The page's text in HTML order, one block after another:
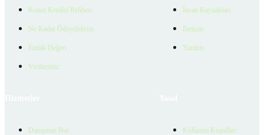
Konut Kredisi Rehberi
Ne Kadar Ödeyebilirim
Emlak Değeri
Verilerimiz
İnsan Kaynakları
İletişim
Yardım
Danışman Bul Kullanım Koşulları